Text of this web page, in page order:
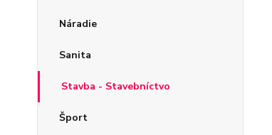
Náradie
Sanita
Stavba - Stavebníctvo
Šport